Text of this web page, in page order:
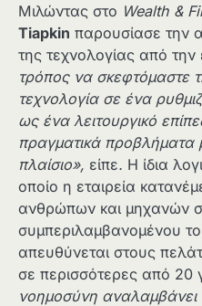
Μιλώντας στο Wealth &
Tiapkin παρουσίασε την
της τεχνολογίας από την
τρόπος να σκεφτόμαστε
τεχνολογία σε ένα
ως ένα λειτουργικό
πραγματικά
πλαίσιο», είπε. Η ίδια
οποίο η εταιρεία
ανθρώπων και μηχανών
συμπεριλαμβανομένου
απευθύνεται στους
σε περισσότερες από 20
νοημοσύνη